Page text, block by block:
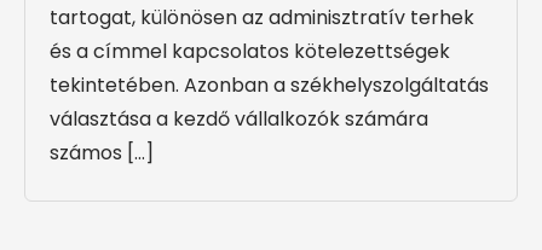
tartogat, különösen az adminisztratív terhek
és a címmel kapcsolatos kötelezettségek
tekintetében. Azonban a székhelyszolgáltatás
választása a kezdő vállalkozók számára
számos […]